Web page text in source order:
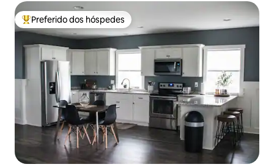
Entre os melhores preferidos dos hóspedes
Preferido dos hóspedes